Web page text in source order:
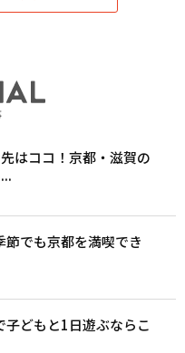
はココ！京都・滋賀の
節でも京都を満喫でき
子どもと1日遊ぶならこ